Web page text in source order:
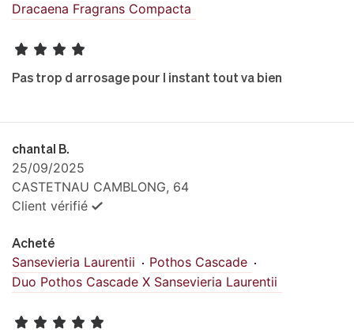
Dracaena Fragrans Compacta
Pas trop d arrosage pour l instant tout va bien
chantal B.
25/09/2025
CASTETNAU CAMBLONG, 64
Client vérifié
Acheté
Sansevieria Laurentii
Pothos Cascade
Duo Pothos Cascade X Sansevieria Laurentii